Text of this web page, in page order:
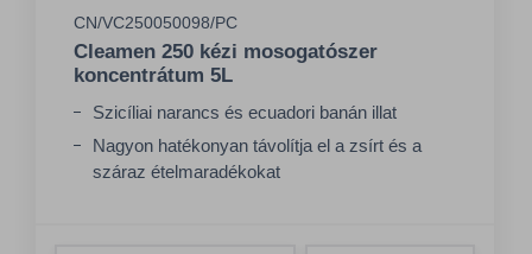
CN/VC250050098/PC
Cleamen 250 kézi mosogatószer
koncentrátum 5L
Szicíliai narancs és ecuadori banán illat
Nagyon hatékonyan távolítja el a zsírt és a
száraz ételmaradékokat